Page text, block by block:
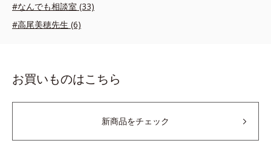
#なんでも相談室 (33)
#高尾美穂先生 (6)
お買いものはこちら
新商品をチェック